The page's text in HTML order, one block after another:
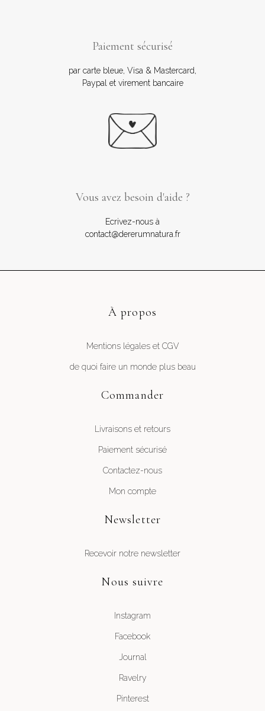
Paiement sécurisé
par carte bleue, Visa & Mastercard,
Paypal et virement bancaire
Vous avez besoin d'aide ?
Ecrivez-nous à
contact@dererumnatura.fr
À propos
Mentions légales et CGV
de quoi faire un monde plus beau
Commander
Livraisons et retours
Paiement sécurisé
Contactez-nous
Mon compte
Newsletter
Recevoir notre newsletter
Nous suivre
Instagram
Facebook
Journal
Ravelry
Pinterest